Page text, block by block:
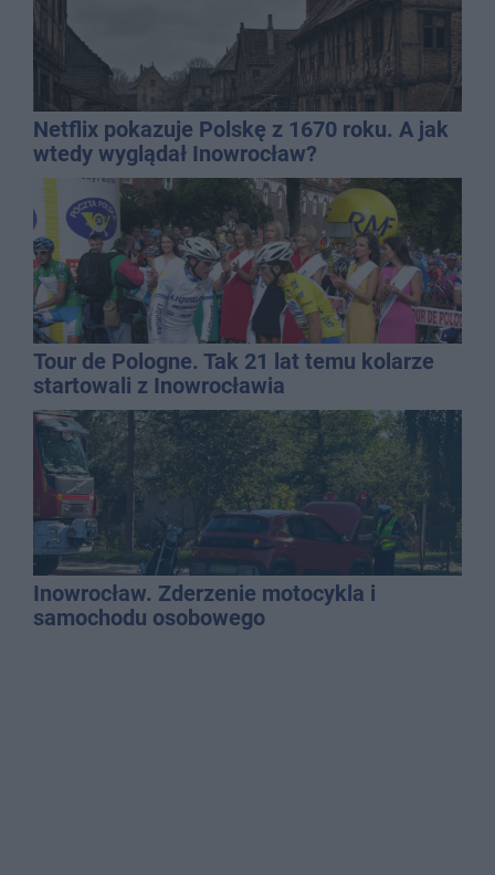
Netflix pokazuje Polskę z 1670 roku. A jak
wtedy wyglądał Inowrocław?
Tour de Pologne. Tak 21 lat temu kolarze
startowali z Inowrocławia
Inowrocław. Zderzenie motocykla i
samochodu osobowego